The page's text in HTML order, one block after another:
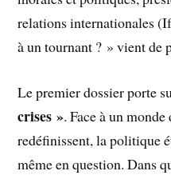
relations internationales
à un tournant ? » vient de
Le premier dossier porte
crises ». Face à un
redéfinissent, la politique
même en question. Dans